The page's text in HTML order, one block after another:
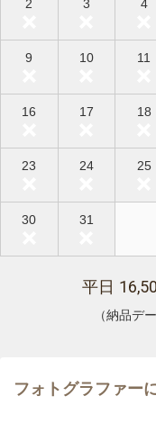
2 3 4
9 10 11
16 17 18
23 24 25
30 31
平日
（納品デ
フォトグラファー